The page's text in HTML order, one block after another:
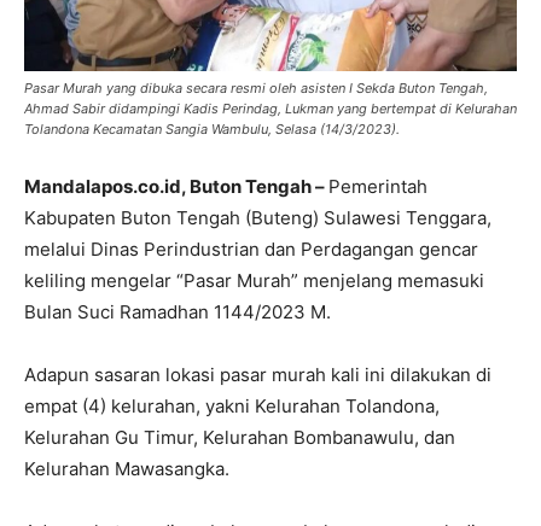
Pasar Murah yang dibuka secara resmi oleh asisten I Sekda Buton Tengah,
Ahmad Sabir didampingi Kadis Perindag, Lukman yang bertempat di Kelurahan
Tolandona Kecamatan Sangia Wambulu, Selasa (14/3/2023).
Mandalapos.co.id, Buton Tengah – Pemerintah
Kabupaten Buton Tengah (Buteng) Sulawesi Tenggara,
melalui Dinas Perindustrian dan Perdagangan gencar
keliling mengelar “Pasar Murah” menjelang memasuki
Bulan Suci Ramadhan 1144/2023 M.
Adapun sasaran lokasi pasar murah kali ini dilakukan di
empat (4) kelurahan, yakni Kelurahan Tolandona,
Kelurahan Gu Timur, Kelurahan Bombanawulu, dan
Kelurahan Mawasangka.